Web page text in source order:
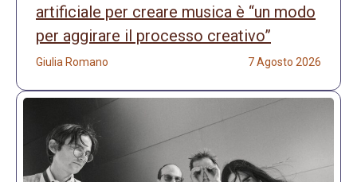
artificiale per creare musica è “un modo
per aggirare il processo creativo”
Giulia Romano 7 Agosto 2026